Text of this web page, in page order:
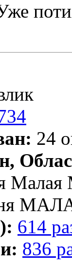
24
Малая
614
836